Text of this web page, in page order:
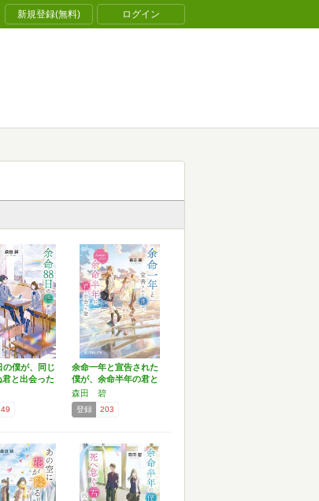
新規登録(無料) ログイン
の僕が、同じ
君と出会った
余命一年と宣告された
僕が、余命半年の君と
出会…
森田 碧
登録 203